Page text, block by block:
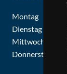
Montag
Dienstag
Mittwoch
Donnerstag